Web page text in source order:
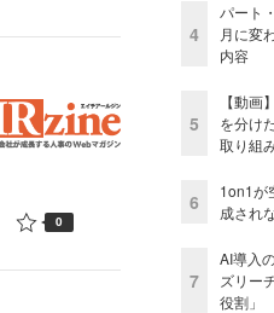
0
4
パート
月に変
内容
5
【動画
を分け
取り組
6
1on1が
成され
7
AI導入
ズリー
役割」